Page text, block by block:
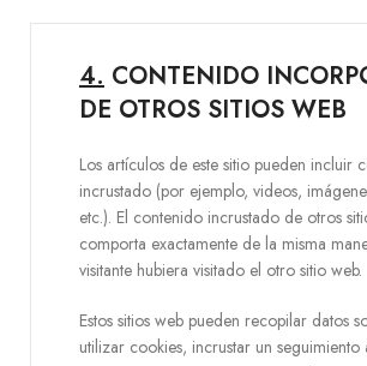
4. CONTENIDO
DE OTROS SITIOS WEB
Los artículos de este sitio pueden incluir
incrustado (por ejemplo, videos,
etc.). El contenido incrustado de otros
comporta exactamente de la misma
visitante hubiera visitado el otro sitio web.
Estos sitios web pueden recopilar datos
utilizar cookies, incrustar un